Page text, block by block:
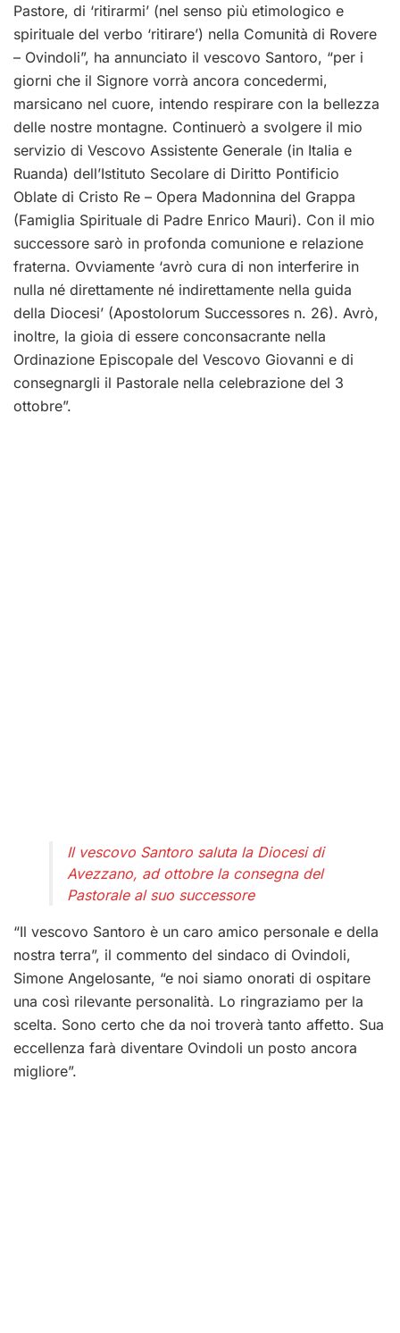
Pastore, di ‘ritirarmi’ (nel senso più etimologico e
spirituale del verbo ‘ritirare’) nella Comunità di Rovere
– Ovindoli”, ha annunciato il vescovo Santoro, “per i
giorni che il Signore vorrà ancora concedermi,
marsicano nel cuore, intendo respirare con la bellezza
delle nostre montagne. Continuerò a svolgere il mio
servizio di Vescovo Assistente Generale (in Italia e
Ruanda) dell’Istituto Secolare di Diritto Pontificio
Oblate di Cristo Re – Opera Madonnina del Grappa
(Famiglia Spirituale di Padre Enrico Mauri). Con il mio
successore sarò in profonda comunione e relazione
fraterna. Ovviamente ‘avrò cura di non interferire in
nulla né direttamente né indirettamente nella guida
della Diocesi’ (Apostolorum Successores n. 26). Avrò,
inoltre, la gioia di essere conconsacrante nella
Ordinazione Episcopale del Vescovo Giovanni e di
consegnargli il Pastorale nella celebrazione del 3
ottobre”.
Il vescovo Santoro saluta la Diocesi di
Avezzano, ad ottobre la consegna del
Pastorale al suo successore
“Il vescovo Santoro è un caro amico personale e della
nostra terra”, il commento del sindaco di Ovindoli,
Simone Angelosante, “e noi siamo onorati di ospitare
una così rilevante personalità. Lo ringraziamo per la
scelta. Sono certo che da noi troverà tanto affetto. Sua
eccellenza farà diventare Ovindoli un posto ancora
migliore”.